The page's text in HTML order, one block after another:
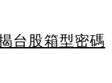
台股箱型密碼